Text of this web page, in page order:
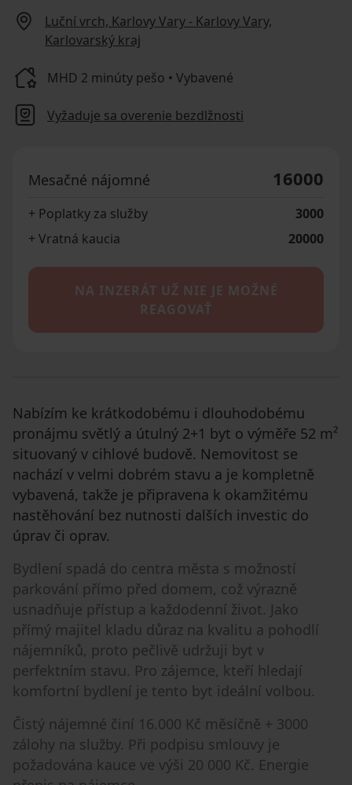
Luční vrch, Karlovy Vary - Karlovy Vary,
Karlovarský kraj
MHD 2 minúty pešo • Vybavené
Vyžaduje sa overenie bezdlžnosti
Mesačné nájomné 16000
+ Poplatky za služby
3000
+ Vratná kaucia
20000
NA INZERÁT UŽ NIE JE MOŽNÉ
REAGOVAŤ
Nabízím ke krátkodobému i dlouhodobému
pronájmu světlý a útulný 2+1 byt o výměře 52 m²
situovaný v cihlové budově. Nemovitost se
nachází v velmi dobrém stavu a je kompletně
vybavená, takže je připravena k okamžitému
nastěhování bez nutnosti dalších investic do
úprav či oprav.
Bydlení spadá do centra města s možností
parkování přímo před domem, což výrazně
usnadňuje přístup a každodenní život. Jako
přímý majitel kladu důraz na kvalitu a pohodlí
nájemníků, proto pečlivě udržuji byt v
perfektním stavu. Pro zájemce, kteří hledají
komfortní bydlení je tento byt ideální volbou.
Čistý nájemné činí 16.000 Kč měsíčně + 3000
zálohy na služby. Při podpisu smlouvy je
požadována kauce ve výši 20 000 Kč. Energie